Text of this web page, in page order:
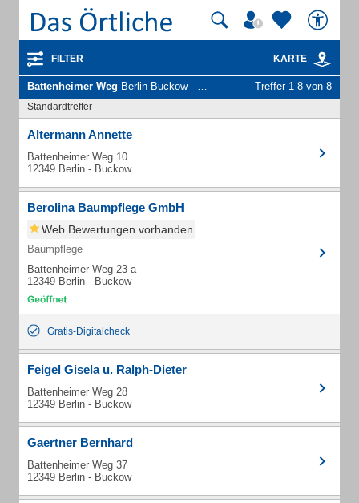
FILTER KARTE
Battenheimer Weg Berlin Buckow - Unternehmen und Personen Treffer 1-8 von 8
Standardtreffer
Altermann Annette
Battenheimer Weg 10
12349 Berlin - Buckow
Berolina Baumpflege GmbH
Web Bewertungen vorhanden
Baumpflege
Battenheimer Weg 23 a
12349 Berlin - Buckow
Gratis-Digitalcheck
Feigel Gisela u. Ralph-Dieter
Battenheimer Weg 28
12349 Berlin - Buckow
Gaertner Bernhard
Battenheimer Weg 37
12349 Berlin - Buckow